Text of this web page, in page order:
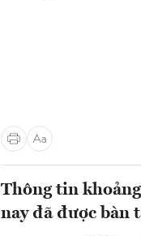
Thông tin
nay đã được bàn